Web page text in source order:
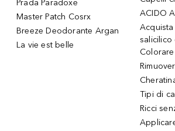
Prada Paradoxe
Master Patch Cosrx
Breeze Deodorante Argan
La vie est belle
ACIDO
Acquista
salicilico
Tipi di
Ricci